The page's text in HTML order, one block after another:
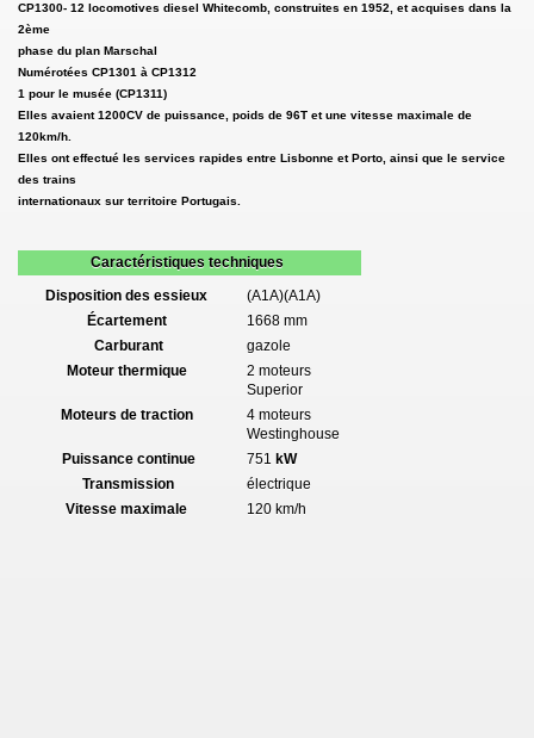
CP1300- 12 locomotives diesel Whitecomb, construites en 1952, et acquises dans la
2ème
phase du plan Marschal
Numérotées CP1301 à CP1312
1 pour le musée (CP1311)
Elles avaient 1200CV de puissance, poids de 96T et une vitesse maximale de
120km/h.
Elles ont effectué les services rapides entre Lisbonne et Porto, ainsi que le service
des trains
internationaux sur territoire Portugais.
Caractéristiques techniques
Disposition des essieux
(A1A)(A1A)
Écartement
1668 mm
Carburant
gazole
Moteur thermique
2 moteurs
Superior
Moteurs de traction
4 moteurs
Westinghouse
Puissance continue
751 kW
Transmission
électrique
Vitesse maximale
120 km/h